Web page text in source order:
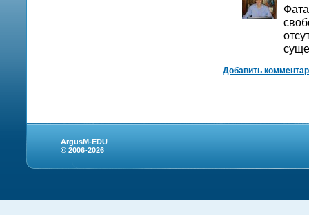
Добавить
ArgusM-EDU
© 2006-2026